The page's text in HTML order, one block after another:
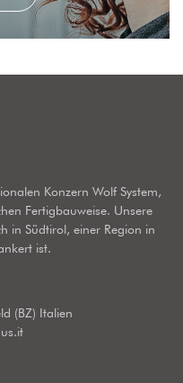
Konzern Wolf System,
Fertigbauweise. Unsere
in Südtirol, einer Region in
ist.
(BZ) Italien